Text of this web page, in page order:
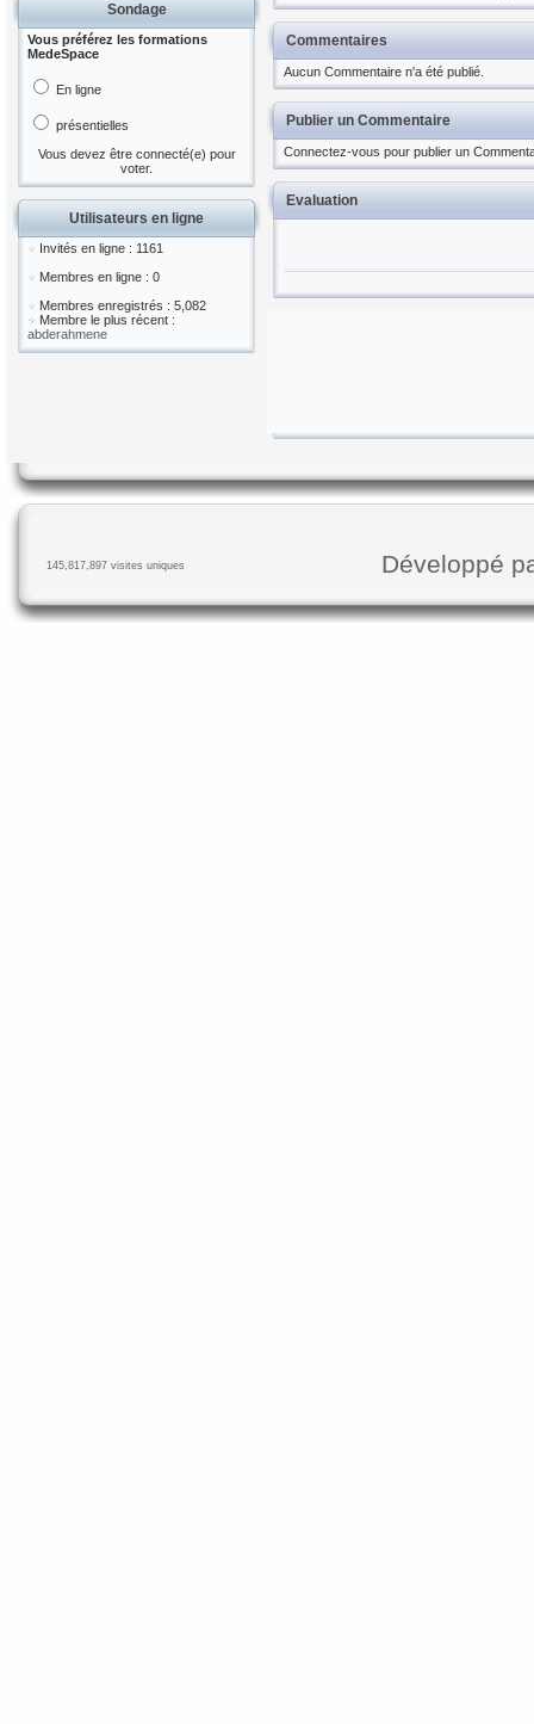
Sondage
Vous préférez les formations
MedeSpace
En ligne
présentielles
Vous devez être connecté(e) pour
voter.
Utilisateurs en ligne
Invités en ligne : 1161
Membres en ligne : 0
Membres enregistrés : 5,082
Membre le plus récent :
abderahmene
Commentaires
Aucun Commentaire n'a été publié.
Publier un Commentaire
Connectez-vous pour publier un
Evaluation
145,817,897 visites uniques Développé